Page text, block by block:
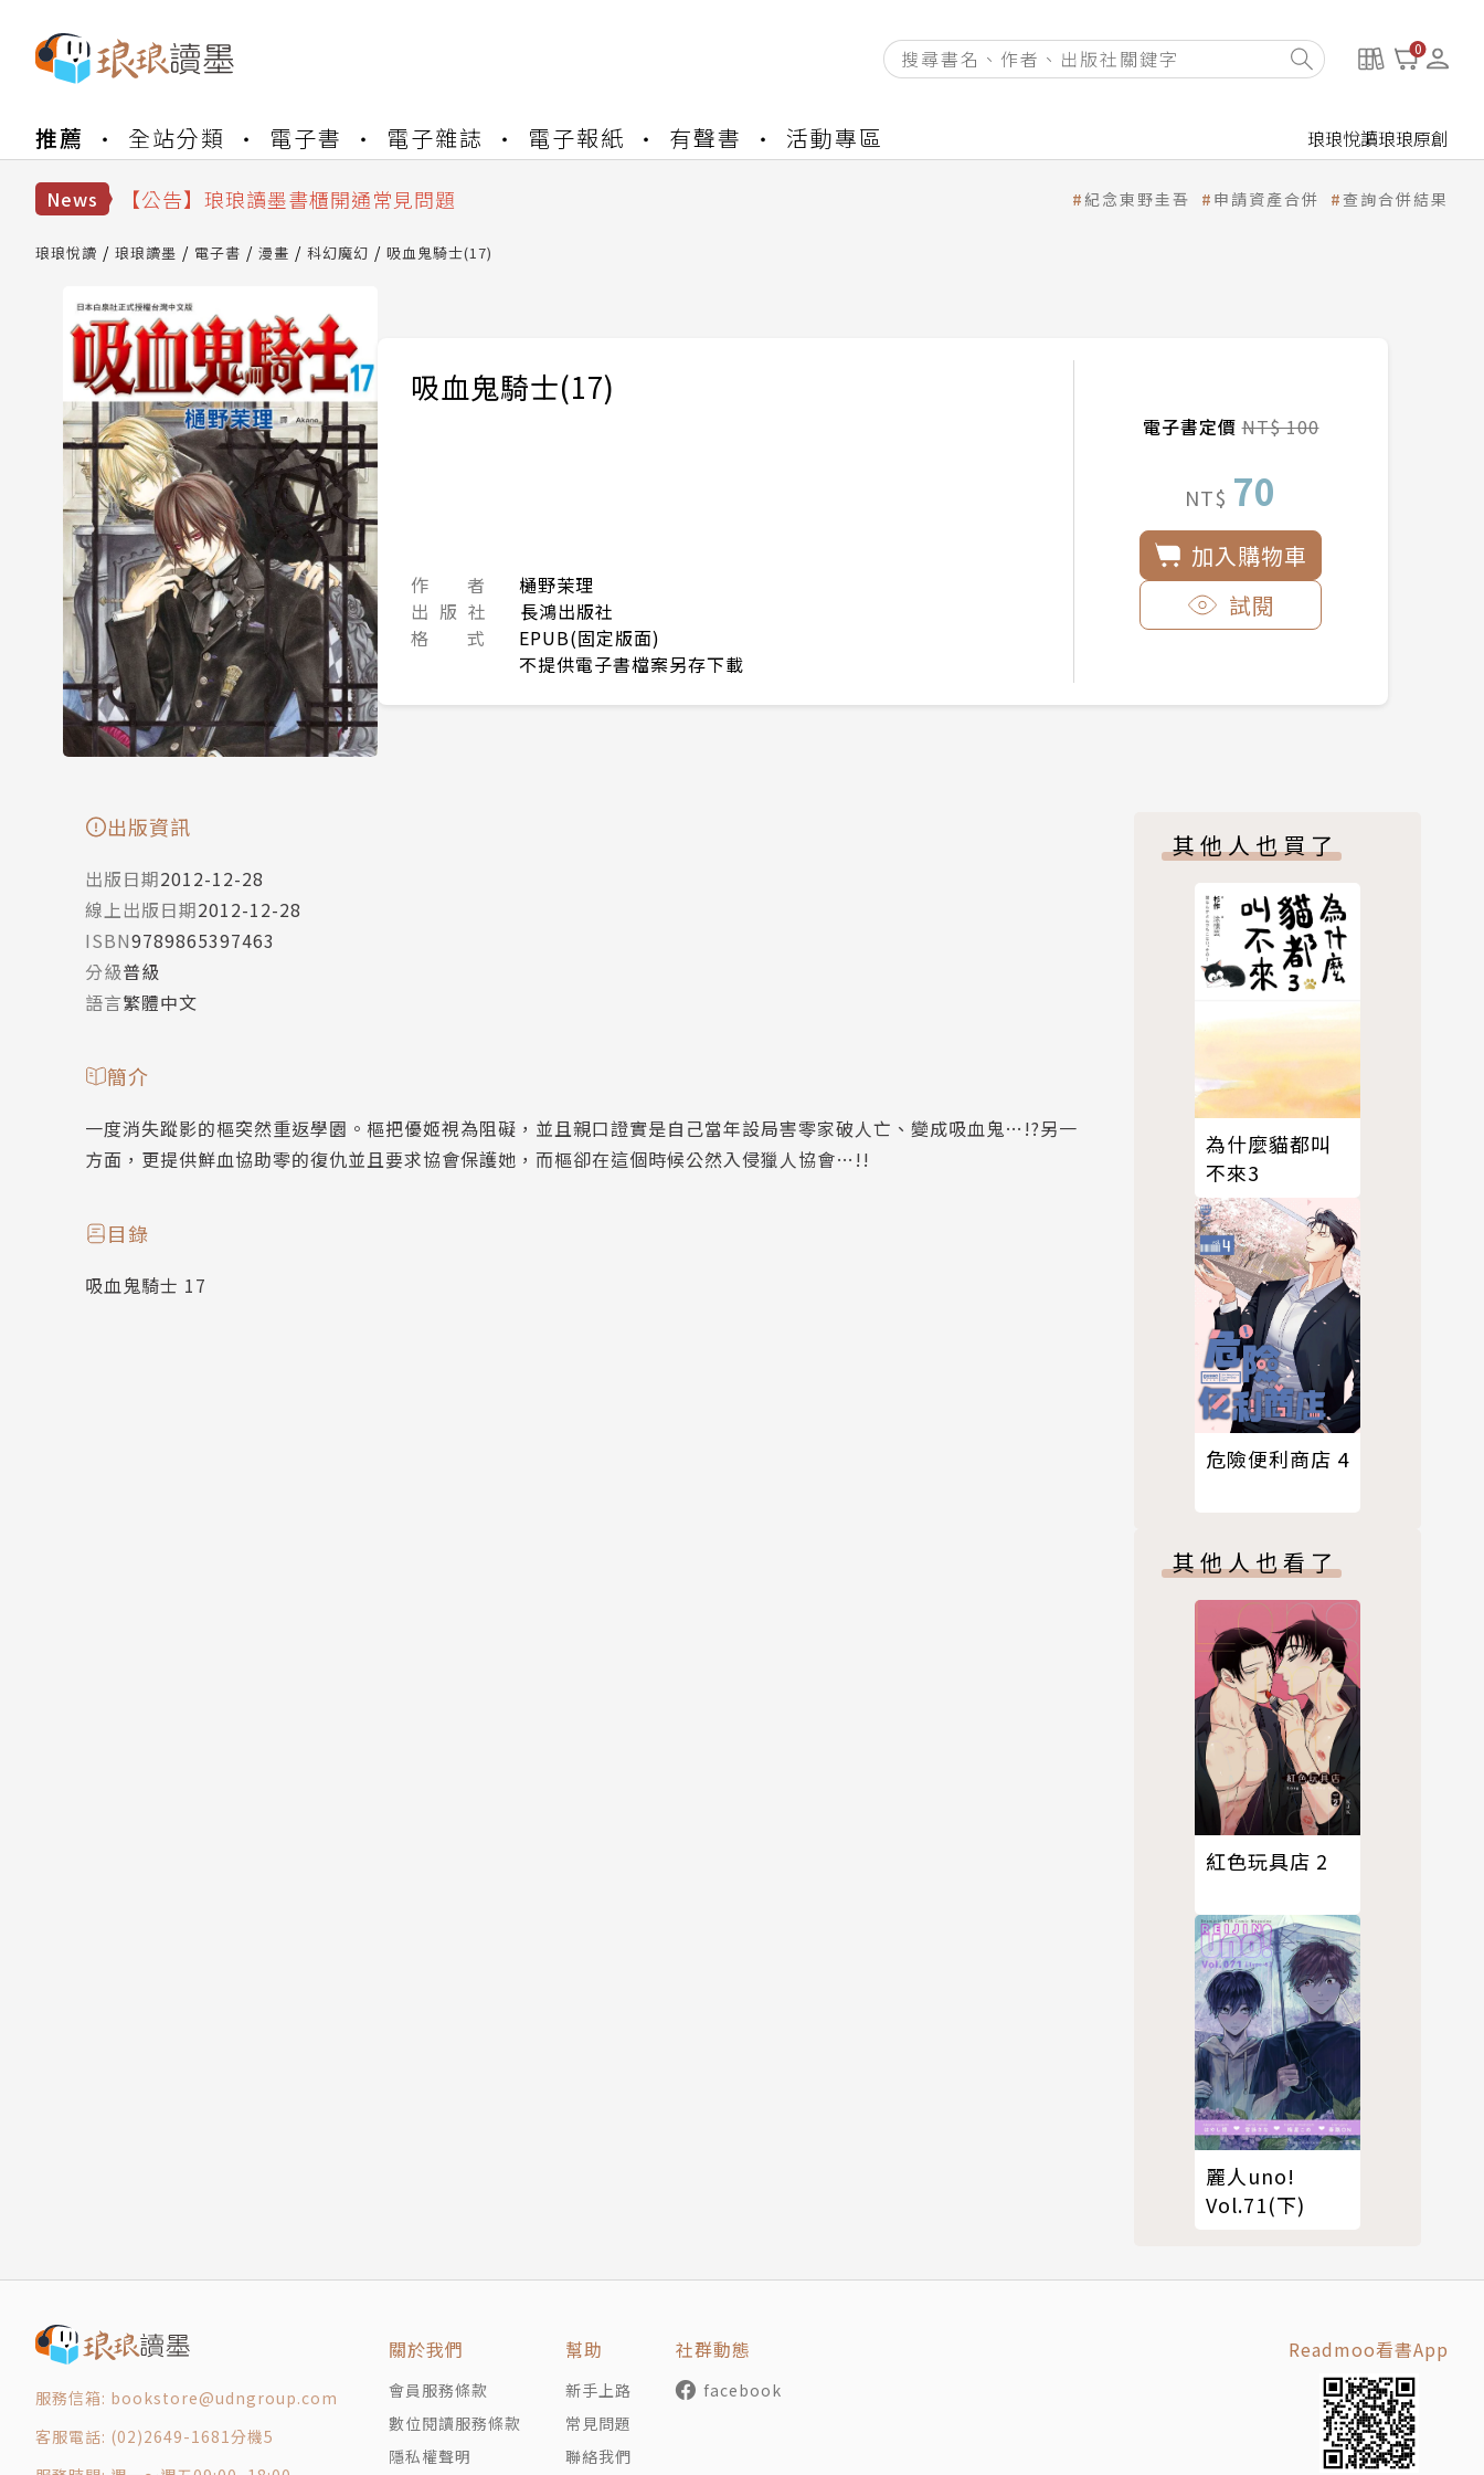
0
推薦 全站分類 電子書 電子雜誌 電子報紙 有聲書 活動專區 琅琅悅讀琅琅原創
News
【公告】琅琅書店服務升級重要說明及資產合併結果查詢
【公告】琅琅讀墨書櫃開通常見問題
【公告】琅琅書店服務升級重要說明及資產合併結果查詢
紀念東野圭吾 申請資產合併 查詢合併結果
琅琅悅讀 琅琅讀墨 電子書 漫畫 科幻魔幻 吸血鬼騎士(17)
吸血鬼騎士(17)
作 者
樋野茉理
出 版 社
長鴻出版社
格 式
EPUB(固定版面)
不提供電子書檔案另存下載
電子書定價NT$ 100
NT$ 70
加入購物車
試閱
出版資訊
出版日期2012-12-28
線上出版日期2012-12-28
ISBN9789865397463
分級普級
語言繁體中文
簡介
一度消失蹤影的樞突然重返學園。樞把優姬視為阻礙，並且親口證實是自己當年設局害零家破人亡、變成吸血鬼…!?另一
方面，更提供鮮血協助零的復仇並且要求協會保護她，而樞卻在這個時候公然入侵獵人協會…!!
目錄
吸血鬼騎士 17
其他人也買了
為什麼貓都叫
不來3
危險便利商店 4
其他人也看了
紅色玩具店 2
麗人uno!
Vol.71(下)
服務信箱: bookstore@udngroup.com
客服電話: (02)2649-1681分機5
關於我們
會員服務條款
數位閱讀服務條款
隱私權聲明
幫助
新手上路
常見問題
聯絡我們
社群動態
facebook
Readmoo看書App